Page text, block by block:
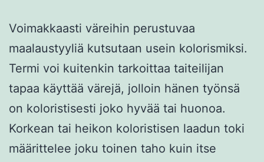
Voimakkaasti väreihin perustuvaa
maalaustyyliä kutsutaan usein kolorismiksi.
Termi voi kuitenkin tarkoittaa taiteilijan
tapaa käyttää värejä, jolloin hänen työnsä
on koloristisesti joko hyvää tai huonoa.
Korkean tai heikon koloristisen laadun toki
määrittelee joku toinen taho kuin itse